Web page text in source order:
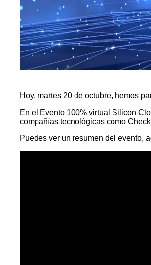
Hoy, martes 20 de octubre, hemos
En el Evento 100% virtual Silicon
compañías tecnológicas como
Puedes ver un resumen del evento,